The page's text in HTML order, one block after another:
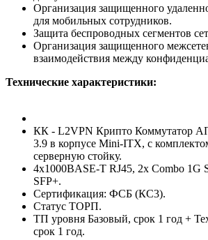
Организация защищенного
для мобильных сотрудников.
Защита беспроводных сегментов
Организация защищенного
взаимодействия между
Технические характеристики:
КК - L2VPN Крипто Коммутатор
3.9 в корпусе Mini-ITX, с
серверную стойку.
4x1000BASE-T RJ45, 2x Combo 1G
SFP+.
Сертификация: ФСБ (КС3).
Статус ТОРП.
ТП уровня Базовый, срок 1 год +
срок 1 год.